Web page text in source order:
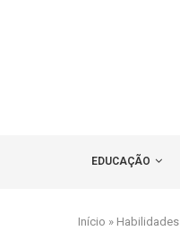
EDUCAÇÃO
Início » Habilidades